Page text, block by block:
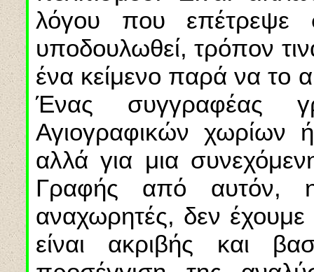
λόγου που
υποδουλωθεί, τρόπον
ένα κείμενο παρά να το
Ένας συγγραφέας
Αγιογραφικών χωρίων
αλλά για μια
Γραφής από αυτόν,
αναχωρητές, δεν έχουμε
είναι ακριβής και